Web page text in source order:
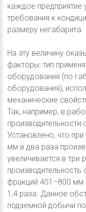
каждое предприятие
требования к
размеру негабарита.
На эту величину
факторы: тип
оборудования (по
оборудования),
механические
Так, например, в
Установлено, что
мм в два раза
увеличивается в три
производительность
фракций 401–800 мм
1,4 раза. Данное
подземной добычи